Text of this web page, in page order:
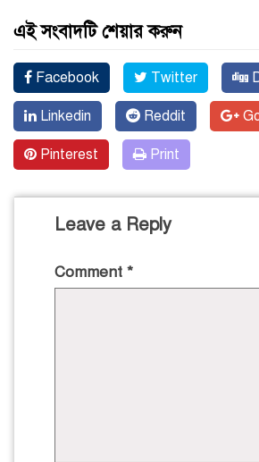
এই সংবাদটি শেয়ার করুন
Facebook Twitter
Linkedin Reddit
Pinterest Print
Leave a Reply
Comment *